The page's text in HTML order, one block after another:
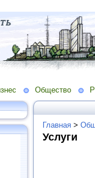
Общество
Главная >
Услуги